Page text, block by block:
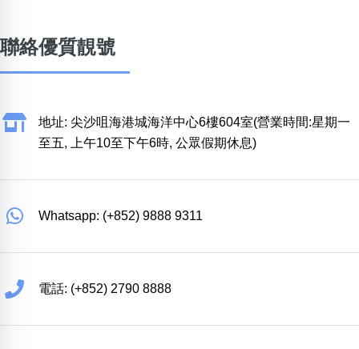
聯絡優質靚號
地址: 尖沙咀海港城海洋中心6樓604室(營業時間:星期一
至五, 上午10至下午6時, 公眾假期休息)
Whatsapp: (+852) 9888 9311
電話: (+852) 2790 8888